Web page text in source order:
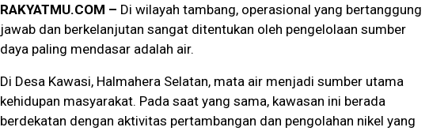
RAKYATMU.COM – Di wilayah tambang, operasional yang bertanggung
jawab dan berkelanjutan sangat ditentukan oleh pengelolaan sumber
daya paling mendasar adalah air.
Di Desa Kawasi, Halmahera Selatan, mata air menjadi sumber utama
kehidupan masyarakat. Pada saat yang sama, kawasan ini berada
berdekatan dengan aktivitas pertambangan dan pengolahan nikel yang